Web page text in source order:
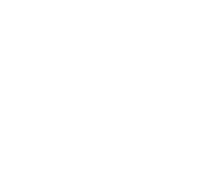
Toggle Light Switch